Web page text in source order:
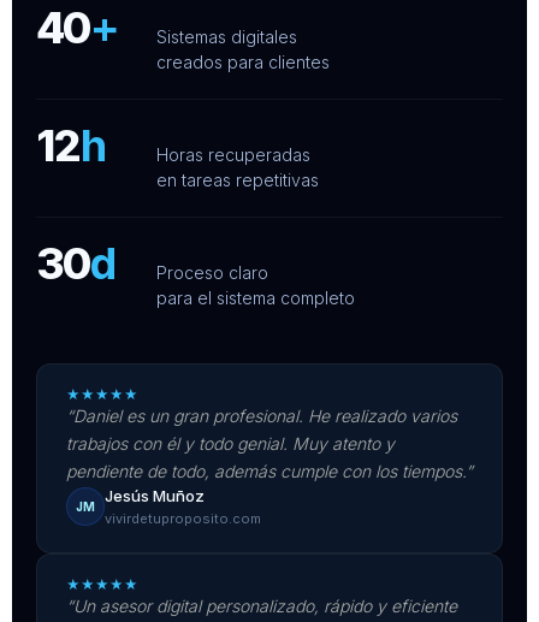
40+
Sistemas digitales
creados para clientes
12h
Horas recuperadas
en tareas repetitivas
30d
Proceso claro
para el sistema completo
★ ★ ★ ★ ★
“Daniel es un gran profesional. He realizado varios
trabajos con él y todo genial. Muy atento y
pendiente de todo, además cumple con los tiempos.”
JM
Jesús Muñoz
vivirdetuproposito.com
★ ★ ★ ★ ★
“Un asesor digital personalizado, rápido y eficiente